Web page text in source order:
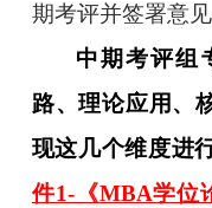
期考评并签署意见
中期考评组
路、理论应用、
现这几个维度进
件1-《MBA学位